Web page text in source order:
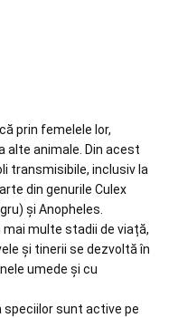
prin femelele lor,
alte animale. Din acest
transmisibile, inclusiv la
din genurile Culex
și Anopheles.
multe stadii de viață,
și tinerii se dezvoltă în
umede și cu
speciilor sunt active pe